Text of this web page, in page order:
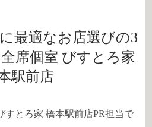
最適なお店選びの3
席個室 びすとろ家
駅前店
すとろ家 橋本駅前店PR担当で